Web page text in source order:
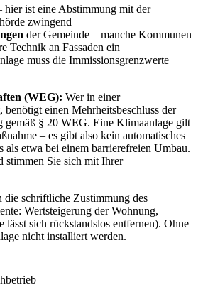
hier ist eine Abstimmung mit der
zwingend
der Gemeinde – manche Kommunen
Technik an Fassaden ein
muss die Immissionsgrenzwerte
(WEG): Wer in einer
einen Mehrheitsbeschluss der
gemäß § 20 WEG. Eine Klimaanlage gilt
– es gibt also kein automatisches
als etwa bei einem barrierefreien Umbau.
stimmen Sie sich mit Ihrer
die schriftliche Zustimmung des
Wertsteigerung der Wohnung,
lässt sich rückstandslos entfernen). Ohne
nicht installiert werden.